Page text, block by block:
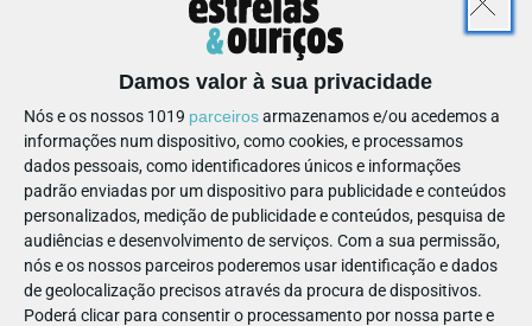
Damos valor à sua privacidade
Nós e os nossos 1019 parceirosarmazenamos e/ou acedemos a
informações num dispositivo, como cookies, e processamos
dados pessoais, como identificadores únicos e informações
padrão enviadas por um dispositivo para publicidade e conteúdos
personalizados, medição de publicidade e conteúdos, pesquisa de
audiências e desenvolvimento de serviços. Com a sua permissão,
nós e os nossos parceiros poderemos usar identificação e dados
de geolocalização precisos através da procura de dispositivos.
Poderá clicar para consentir o processamento por nossa parte e
23